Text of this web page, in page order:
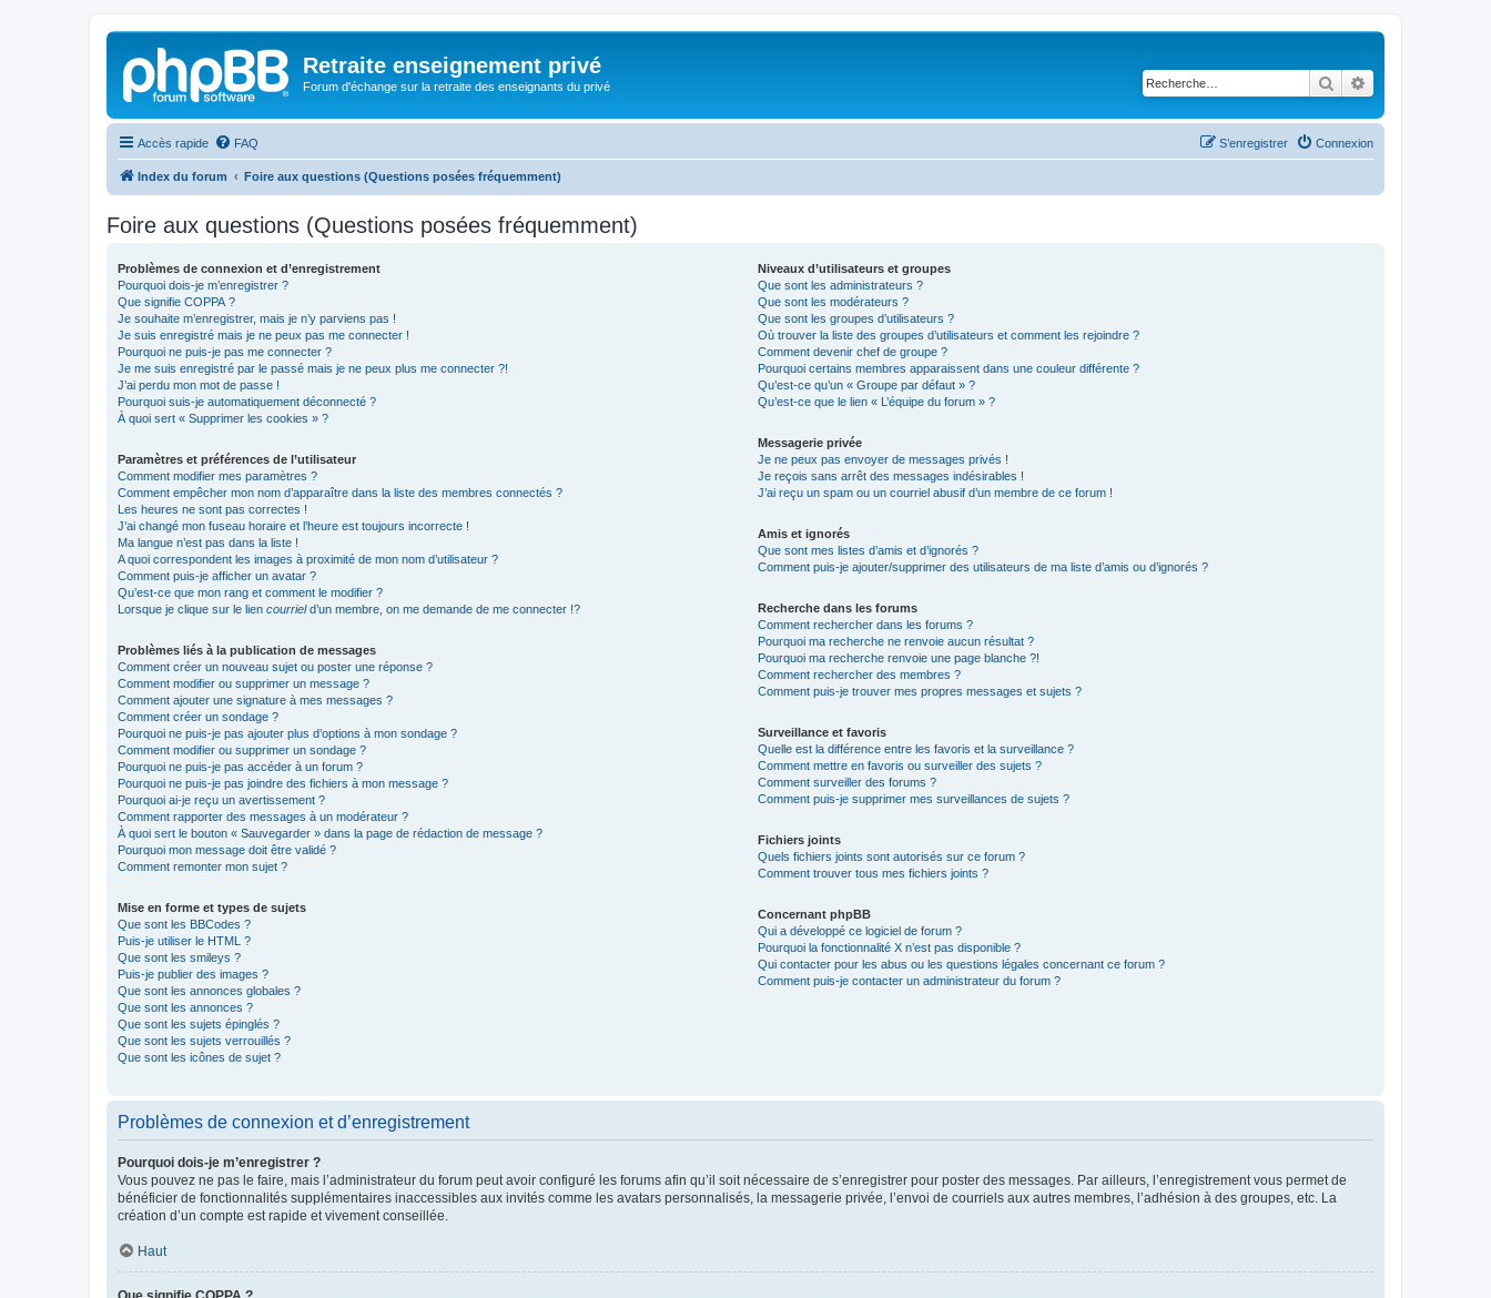
Retraite enseignement privé
Forum d'échange sur la retraite des enseignants du privé Rechercher
Accès rapide FAQ Connexion
S’enregistrer
Index du forum Foire aux questions (Questions posées fréquemment)
Foire aux questions (Questions posées fréquemment)
Problèmes de connexion et d’enregistrement
Pourquoi dois-je m’enregistrer ?
Que signifie COPPA ?
Je souhaite m’enregistrer, mais je n’y parviens pas !
Je suis enregistré mais je ne peux pas me connecter !
Pourquoi ne puis-je pas me connecter ?
Je me suis enregistré par le passé mais je ne peux plus me connecter ?!
J’ai perdu mon mot de passe !
Pourquoi suis-je automatiquement déconnecté ?
À quoi sert « Supprimer les cookies » ?
Paramètres et préférences de l’utilisateur
Comment modifier mes paramètres ?
Comment empêcher mon nom d’apparaître dans la liste des membres connectés ?
Les heures ne sont pas correctes !
J’ai changé mon fuseau horaire et l’heure est toujours incorrecte !
Ma langue n’est pas dans la liste !
A quoi correspondent les images à proximité de mon nom d’utilisateur ?
Comment puis-je afficher un avatar ?
Qu’est-ce que mon rang et comment le modifier ?
Lorsque je clique sur le lien courrield’un membre, on me demande de me connecter !?
Problèmes liés à la publication de messages
Comment créer un nouveau sujet ou poster une réponse ?
Comment modifier ou supprimer un message ?
Comment ajouter une signature à mes messages ?
Comment créer un sondage ?
Pourquoi ne puis-je pas ajouter plus d’options à mon sondage ?
Comment modifier ou supprimer un sondage ?
Pourquoi ne puis-je pas accéder à un forum ?
Pourquoi ne puis-je pas joindre des fichiers à mon message ?
Pourquoi ai-je reçu un avertissement ?
Comment rapporter des messages à un modérateur ?
À quoi sert le bouton « Sauvegarder » dans la page de rédaction de message ?
Pourquoi mon message doit être validé ?
Comment remonter mon sujet ?
Mise en forme et types de sujets
Que sont les BBCodes ?
Puis-je utiliser le HTML ?
Que sont les smileys ?
Puis-je publier des images ?
Que sont les annonces globales ?
Que sont les annonces ?
Que sont les sujets épinglés ?
Que sont les sujets verrouillés ?
Que sont les icônes de sujet ?
Niveaux d’utilisateurs et groupes
Que sont les administrateurs ?
Que sont les modérateurs ?
Que sont les groupes d’utilisateurs ?
Où trouver la liste des groupes d’utilisateurs et comment les rejoindre ?
Comment devenir chef de groupe ?
Pourquoi certains membres apparaissent dans une couleur différente ?
Qu’est-ce qu’un « Groupe par défaut » ?
Qu’est-ce que le lien « L’équipe du forum » ?
Messagerie privée
Je ne peux pas envoyer de messages privés !
Je reçois sans arrêt des messages indésirables !
J’ai reçu un spam ou un courriel abusif d’un membre de ce forum !
Amis et ignorés
Que sont mes listes d’amis et d’ignorés ?
Comment puis-je ajouter/supprimer des utilisateurs de ma liste d’amis ou d’ignorés ?
Recherche dans les forums
Comment rechercher dans les forums ?
Pourquoi ma recherche ne renvoie aucun résultat ?
Pourquoi ma recherche renvoie une page blanche ?!
Comment rechercher des membres ?
Comment puis-je trouver mes propres messages et sujets ?
Surveillance et favoris
Quelle est la différence entre les favoris et la surveillance ?
Comment mettre en favoris ou surveiller des sujets ?
Comment surveiller des forums ?
Comment puis-je supprimer mes surveillances de sujets ?
Fichiers joints
Quels fichiers joints sont autorisés sur ce forum ?
Comment trouver tous mes fichiers joints ?
Concernant phpBB
Qui a développé ce logiciel de forum ?
Pourquoi la fonctionnalité X n’est pas disponible ?
Qui contacter pour les abus ou les questions légales concernant ce forum ?
Comment puis-je contacter un administrateur du forum ?
Problèmes de connexion et d’enregistrement
Pourquoi dois-je m’enregistrer ?
Vous pouvez ne pas le faire, mais l’administrateur du forum peut avoir configuré les forums afin qu’il soit nécessaire de s’enregistrer pour poster des messages. Par ailleurs, l’enregistrement vous permet de
bénéficier de fonctionnalités supplémentaires inaccessibles aux invités comme les avatars personnalisés, la messagerie privée, l’envoi de courriels aux autres membres, l’adhésion à des groupes, etc. La
création d’un compte est rapide et vivement conseillée.
Haut